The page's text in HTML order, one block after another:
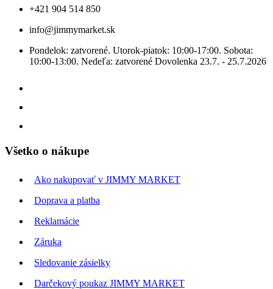
+421 904 514 850
info@jimmymarket.sk
Pondelok: zatvorené. Utorok-piatok: 10:00-17:00. Sobota:
10:00-13:00. Nedeľa: zatvorené Dovolenka 23.7. - 25.7.2026
Všetko o nákupe
Ako nakupovať v JIMMY MARKET
Doprava a platba
Reklamácie
Záruka
Sledovanie zásielky
Darčekový poukaz JIMMY MARKET